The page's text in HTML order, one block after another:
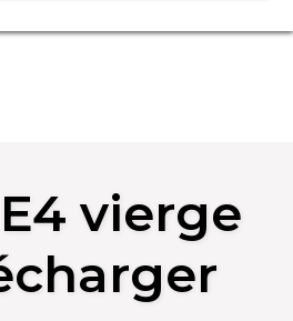
vierge